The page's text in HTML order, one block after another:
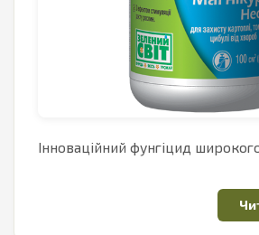
Інноваційний фунгіцид